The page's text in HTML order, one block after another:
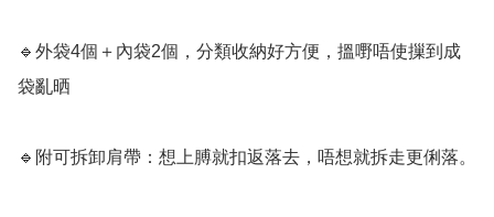
🔹外袋4個＋內袋2個，分類收納好方便，搵嘢唔使摷到成
袋亂晒
🔹附可拆卸肩帶：想上膊就扣返落去，唔想就拆走更俐落。